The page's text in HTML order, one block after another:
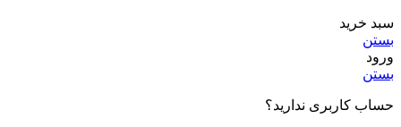
سبد خرید
بستن
ورود
بستن
حساب کاربری ندارید؟